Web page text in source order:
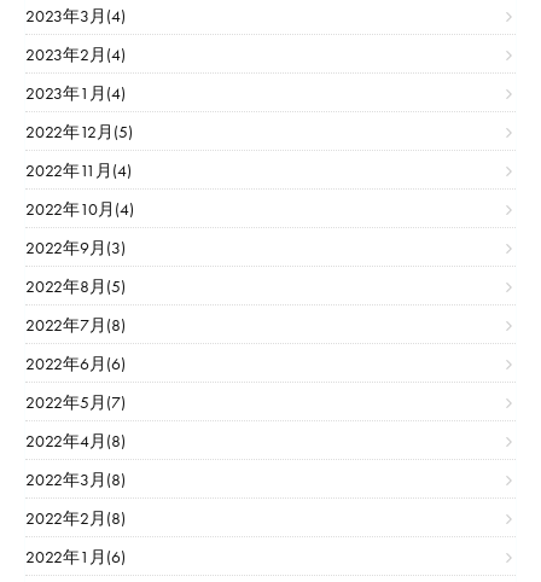
2023年3月(4)
2023年2月(4)
2023年1月(4)
2022年12月(5)
2022年11月(4)
2022年10月(4)
2022年9月(3)
2022年8月(5)
2022年7月(8)
2022年6月(6)
2022年5月(7)
2022年4月(8)
2022年3月(8)
2022年2月(8)
2022年1月(6)